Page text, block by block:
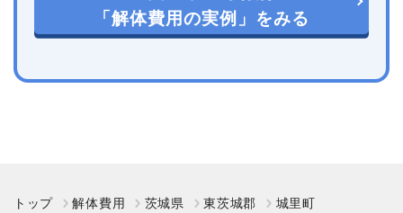
「解体費用の実例」をみる
トップ 解体費用 茨城県 東茨城郡 城里町